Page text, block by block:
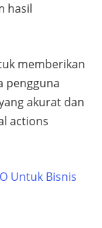
hasil
memberikan
pengguna
akurat dan
actions
Untuk Bisnis